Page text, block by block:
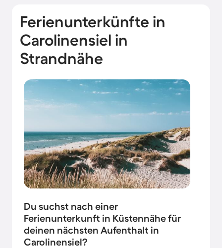
Ferienunterkünfte in
Carolinensiel in
Strandnähe
Du suchst nach einer
Ferienunterkunft in Küstennähe für
deinen nächsten Aufenthalt in
Carolinensiel?